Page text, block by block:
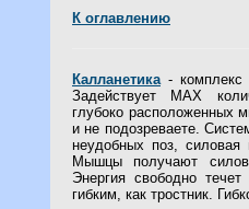
К оглавлению
Калланетика- комплекс
Задействует МАХ
глубоко расположенных
и не подозреваете.
неудобных поз,
Мышцы получают
Энергия свободно
гибким, как тростник.